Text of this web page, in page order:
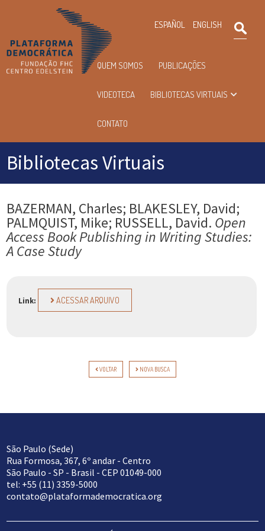
ESPAÑOL ENGLISH
Menu
principal
QUEM SOMOS PUBLICAÇÕES
VIDEOTECA BIBLIOTECAS VIRTUAIS
CONTATO
Bibliotecas Virtuais
BAZERMAN, Charles; BLAKESLEY, David;
PALMQUIST, Mike; RUSSELL, David. Open
Access Book Publishing in Writing Studies:
A Case Study
Link: ACESSAR ARQUIVO
VOLTAR NOVA BUSCA
São Paulo (Sede)
Rua Formosa, 367, 6º andar - Centro
São Paulo - SP - Brasil - CEP 01049-000
tel: +55 (11) 3359-5000
contato@plataformademocratica.org